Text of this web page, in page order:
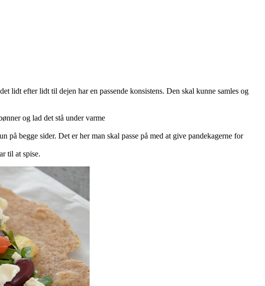
lidt efter lidt til dejen har en passende konsistens. Den skal kunne samles og
og lad det stå under varme
begge sider. Det er her man skal passe på med at give pandekagerne for
til at spise.